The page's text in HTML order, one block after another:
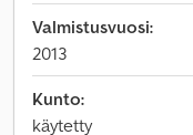
Valmistusvuosi:
2013
Kunto:
käytetty